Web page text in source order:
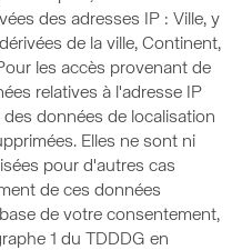
des adresses IP : Ville, y
de la ville, Continent,
les accès provenant de
relatives à l'adresse IP
données de localisation
Elles ne sont ni
pour d'autres cas
de ces données
de votre consentement,
1 du TDDDG en